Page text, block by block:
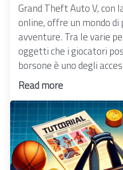
Grand Theft Auto V, con
online, offre un mondo
avventure. Tra le varie
oggetti che i giocatori
borsone è uno degli
Read more